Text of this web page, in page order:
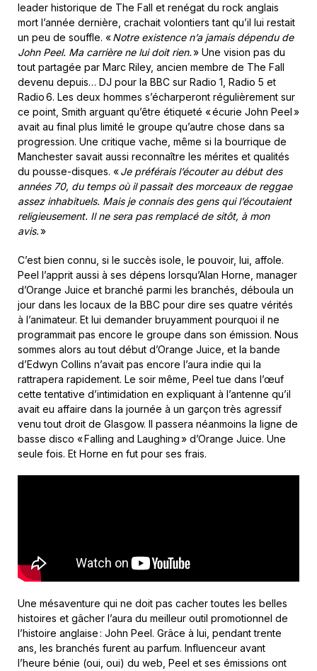
leader historique de The Fall et renégat du rock anglais
mort l’année dernière, crachait volontiers tant qu’il lui restait
un peu de souffle. «Notre existence n’a jamais dépendu de
John Peel. Ma carrière ne lui doit rien.» Une vision pas du
tout partagée par Marc Riley, ancien membre de The Fall
devenu depuis… DJ pour la BBC sur Radio 1, Radio 5 et
Radio 6. Les deux hommes s’écharperont régulièrement sur
ce point, Smith arguant qu’être étiqueté « écurie John Peel »
avait au final plus limité le groupe qu’autre chose dans sa
progression. Une critique vache, même si la bourrique de
Manchester savait aussi reconnaître les mérites et qualités
du pousse-disques. «Je préférais l’écouter au début des
années 70, du temps où il passait des morceaux de reggae
assez inhabituels. Mais je connais des gens qui l’écoutaient
religieusement. Il ne sera pas remplacé de sitôt, à mon
avis.»
C’est bien connu, si le succès isole, le pouvoir, lui, affole.
Peel l’apprit aussi à ses dépens lorsqu’Alan Horne, manager
d’Orange Juice et branché parmi les branchés, déboula un
jour dans les locaux de la BBC pour dire ses quatre vérités
à l’animateur. Et lui demander bruyamment pourquoi il ne
programmait pas encore le groupe dans son émission. Nous
sommes alors au tout début d’Orange Juice, et la bande
d’Edwyn Collins n’avait pas encore l’aura indie qui la
rattrapera rapidement. Le soir même, Peel tue dans l’œuf
cette tentative d’intimidation en expliquant à l’antenne qu’il
avait eu affaire dans la journée à un garçon très agressif
venu tout droit de Glasgow. Il passera néanmoins la ligne de
basse disco « Falling and Laughing » d’Orange Juice. Une
seule fois. Et Horne en fut pour ses frais.
Une mésaventure qui ne doit pas cacher toutes les belles
histoires et gâcher l’aura du meilleur outil promotionnel de
l’histoire anglaise : John Peel. Grâce à lui, pendant trente
ans, les branchés furent au parfum. Influenceur avant
l’heure bénie (oui, oui) du web, Peel et ses émissions ont